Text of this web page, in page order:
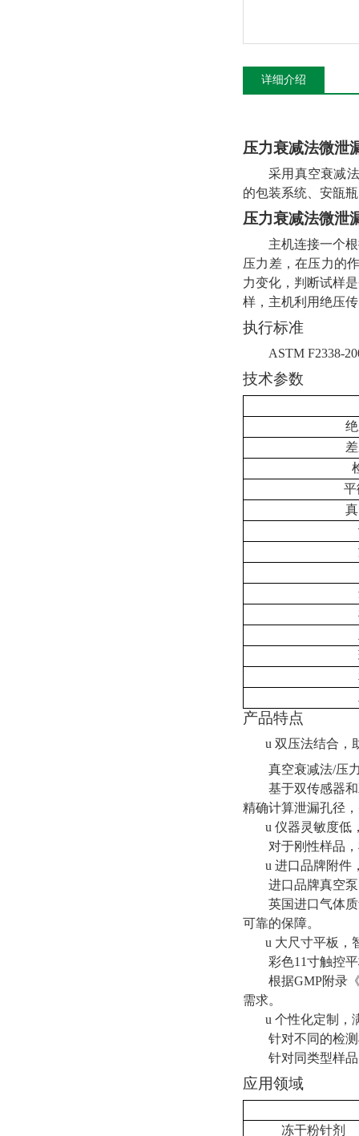
详细介绍
压力衰减法微泄
采用真空衰减法
的包装系统、安瓿
压力衰减法微泄
主机连接一个
压力差，在压力的
力变化，判断试样
样，主机利用绝压
执行标准
ASTM F2338-
技术参数
平
产品特点
u 双压法结合，
真空衰减法/压
基于双传感器
精确计算泄漏孔径
u 仪器灵敏度低
对于刚性样品
u 进口品牌附件
进口品牌真空
英国进口气体
可靠的保障。
u 大尺寸平板，
彩色11寸触控
根据GMP附录
需求。
u 个性化定制，
针对不同的检
针对同类型样
应用领域
冻干粉针剂